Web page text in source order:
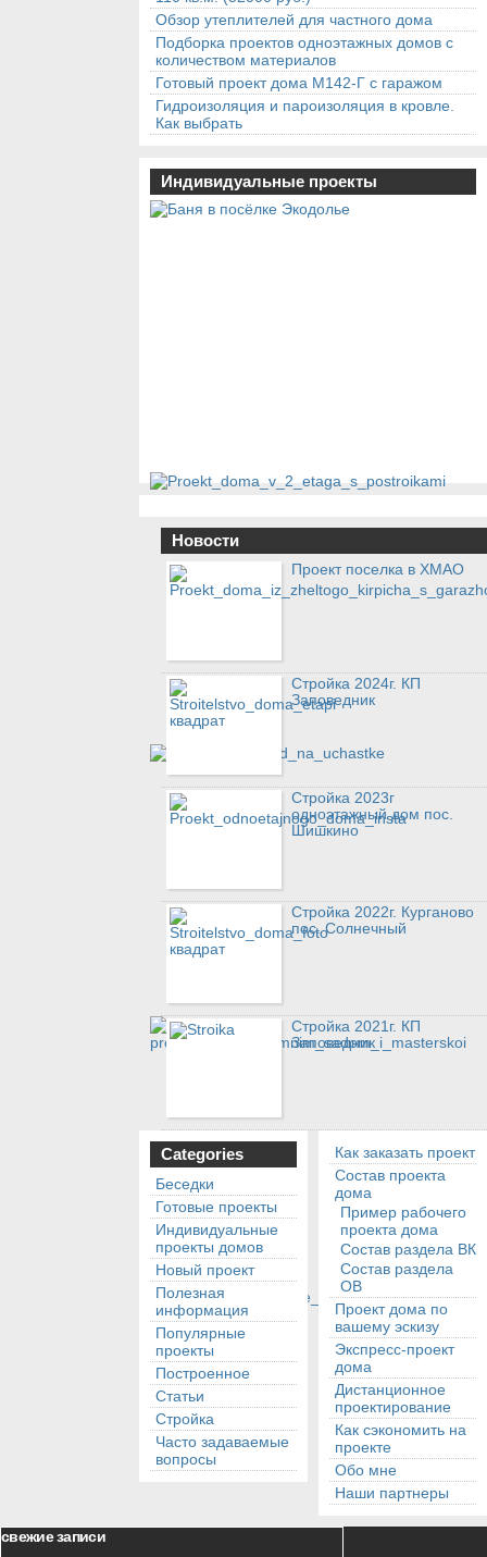
Обзор утеплителей для частного дома
Подборка проектов одноэтажных домов с
количеством материалов
Готовый проект дома М142-Г с гаражом
Гидроизоляция и пароизоляция в кровле.
Как выбрать
Индивидуальные проекты
Новости
Проект поселка в ХМАО
Стройка 2024г. КП
Заповедник
Стройка 2023г
одноэтажный дом пос.
Шишкино
Стройка 2022г. Курганово
пос. Солнечный
Стройка 2021г. КП
Заповедник
Categories
Беседки
Готовые проекты
Индивидуальные
проекты домов
Новый проект
Полезная
информация
Популярные
проекты
Построенное
Статьи
Стройка
Часто задаваемые
вопросы
Как заказать проект
Состав проекта
дома
Пример рабочего
проекта дома
Состав раздела ВК
Состав раздела
ОВ
Проект дома по
вашему эскизу
Экспресс-проект
дома
Дистанционное
проектирование
Как сэкономить на
проекте
Обо мне
Наши партнеры
свежие записи